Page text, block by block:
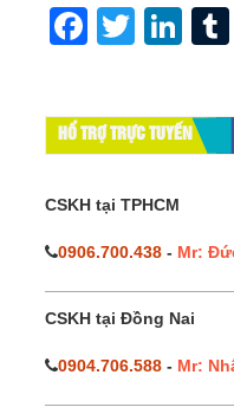
HỔ TRỢ TRỰC TUYẾN
CSKH tại TPHCM
0906.700.438 - Mr:
CSKH tại Đồng Nai
0904.706.588 - Mr: